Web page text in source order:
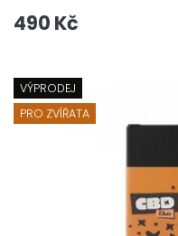
490 Kč
VÝPRODEJ
PRO ZVÍŘATA